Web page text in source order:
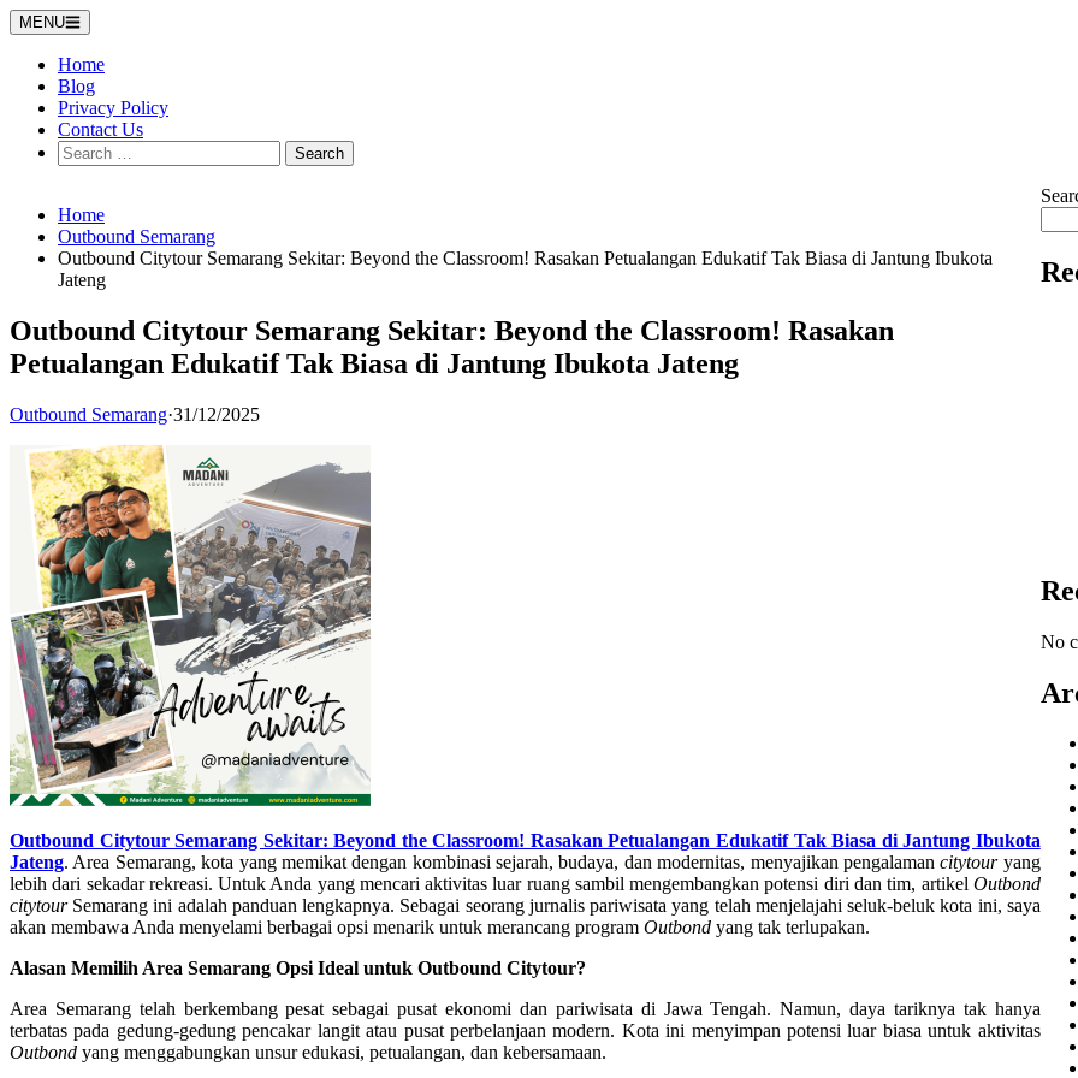
Skip
to
content
MENU
Home
Blog
Privacy Policy
Contact Us
Search
for:
Home
Outbound Semarang
Outbound Citytour Semarang Sekitar: Beyond the Classroom! Rasakan Petualangan Edukatif Tak Biasa di Jantung Ibukota
Jateng
Outbound Citytour Semarang Sekitar: Beyond the Classroom! Rasakan
Petualangan Edukatif Tak Biasa di Jantung Ibukota Jateng
Outbound Semarang·31/12/2025
Outbound Citytour Semarang Sekitar: Beyond the Classroom! Rasakan Petualangan Edukatif Tak Biasa di Jantung Ibukota
Jateng. Area Semarang, kota yang memikat dengan kombinasi sejarah, budaya, dan modernitas, menyajikan pengalamancitytouryang
lebih dari sekadar rekreasi. Untuk Anda yang mencari aktivitas luar ruang sambil mengembangkan potensi diri dan tim, artikel Outbond
citytourSemarang ini adalah panduan lengkapnya. Sebagai seorang jurnalis pariwisata yang telah menjelajahi seluk-beluk kota ini, saya
akan membawa Anda menyelami berbagai opsi menarik untuk merancang program Outbond yang tak terlupakan.
Alasan Memilih Area Semarang Opsi Ideal untuk Outbound Citytour?
Area Semarang telah berkembang pesat sebagai pusat ekonomi dan pariwisata di Jawa Tengah. Namun, daya tariknya tak hanya
terbatas pada gedung-gedung pencakar langit atau pusat perbelanjaan modern. Kota ini menyimpan potensi luar biasa untuk aktivitas
Outbond yang menggabungkan unsur edukasi, petualangan, dan kebersamaan.
No